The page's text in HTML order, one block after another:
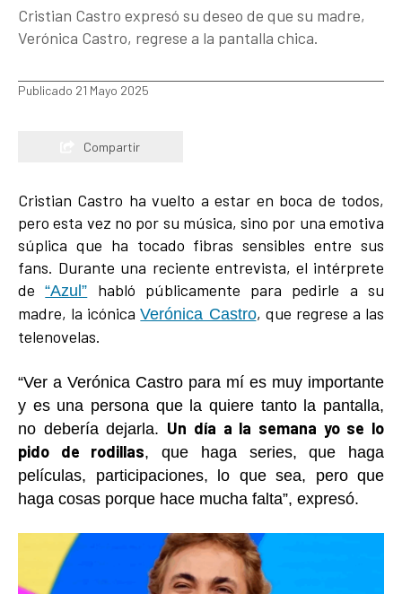
Cristian Castro expresó su deseo de que su madre,
Verónica Castro, regrese a la pantalla chica.
Publicado 21 Mayo 2025
Compartir
Cristian Castro ha vuelto a estar en boca de todos,
pero esta vez no por su música, sino por una emotiva
súplica que ha tocado fibras sensibles entre sus
fans. Durante una reciente entrevista, el intérprete
de“Azul” habló públicamente para pedirle a su
madre, la icónicaVerónica Castro, que regrese a las
telenovelas.
“Ver a Verónica Castro para mí es muy importante
y es una persona que la quiere tanto la pantalla,
no debería dejarla. Un día a la semana yo se lo
pido de rodillas, que haga series, que haga
películas, participaciones, lo que sea, pero que
haga cosas porque hace mucha falta”, expresó.